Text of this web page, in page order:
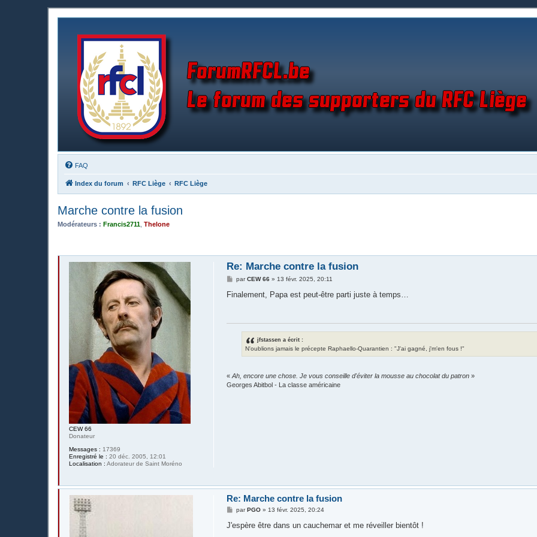
FAQ
Index du forum RFC Liège RFC Liège
Marche contre la fusion
Modérateurs : Francis2711 Thelone
CEW 66
Donateur
Messages : 17369
Enregistré le : 20 déc. 2005, 12:01
Localisation : Adorateur de Saint Moréno
Re: Marche contre la fusion
M
s
parCEW 66 » 13 févr. 2025, 20:11
Finalement, Papa est peut-être parti juste à temps…
jfstassen a écrit :
N'oublions jamais le précepte Raphaello-Quarantien : "J'ai gagné, j'm'en fous !"
«Ah, encore une chose. Je vous conseille d'éviter la mousse au chocolat du patron »
Georges Abitbol - La classe américaine
Re: Marche contre la fusion
M
s
parPGO » 13 févr. 2025, 20:24
J'espère être dans un cauchemar et me réveiller bientôt !